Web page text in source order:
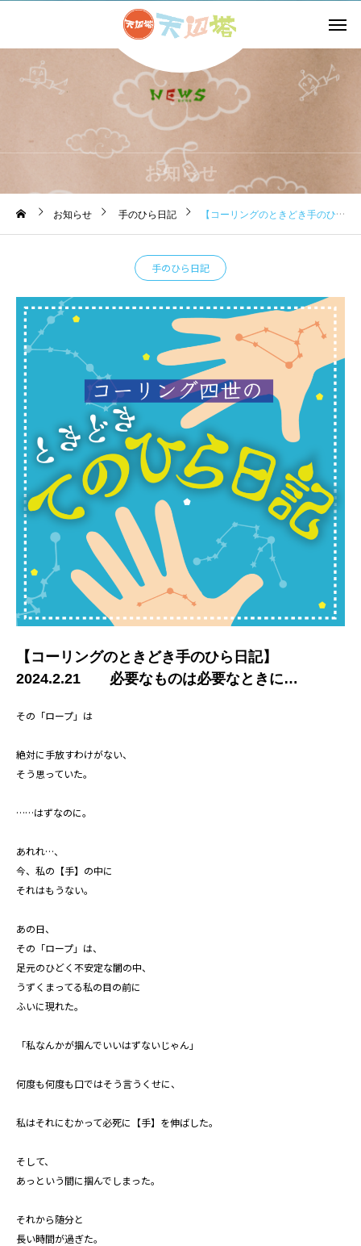
お知らせ
お知らせ 手のひら日記 【コーリングのときどき手のひら日記】2024.2.21 必要なものは必要なときに…
手のひら日記
【コーリングのときどき手のひら日記】
2024.2.21 必要なものは必要なときに…
その「ロープ」は
絶対に手放すわけがない、
そう思っていた。
……はずなのに。
あれれ…、
今、私の【手】の中に
それはもうない。
あの日、
その「ロープ」は、
足元のひどく不安定な闇の中、
うずくまってる私の目の前に
ふいに現れた。
「私なんかが掴んでいいはずないじゃん」
何度も何度も口ではそう言うくせに、
私はそれにむかって必死に【手】を伸ばした。
そして、
あっという間に掴んでしまった。
それから随分と
長い時間が過ぎた。